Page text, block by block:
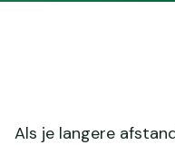
Als je langere